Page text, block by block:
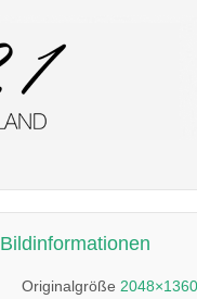
Bildinformationen
Originalgröße 2048×1360